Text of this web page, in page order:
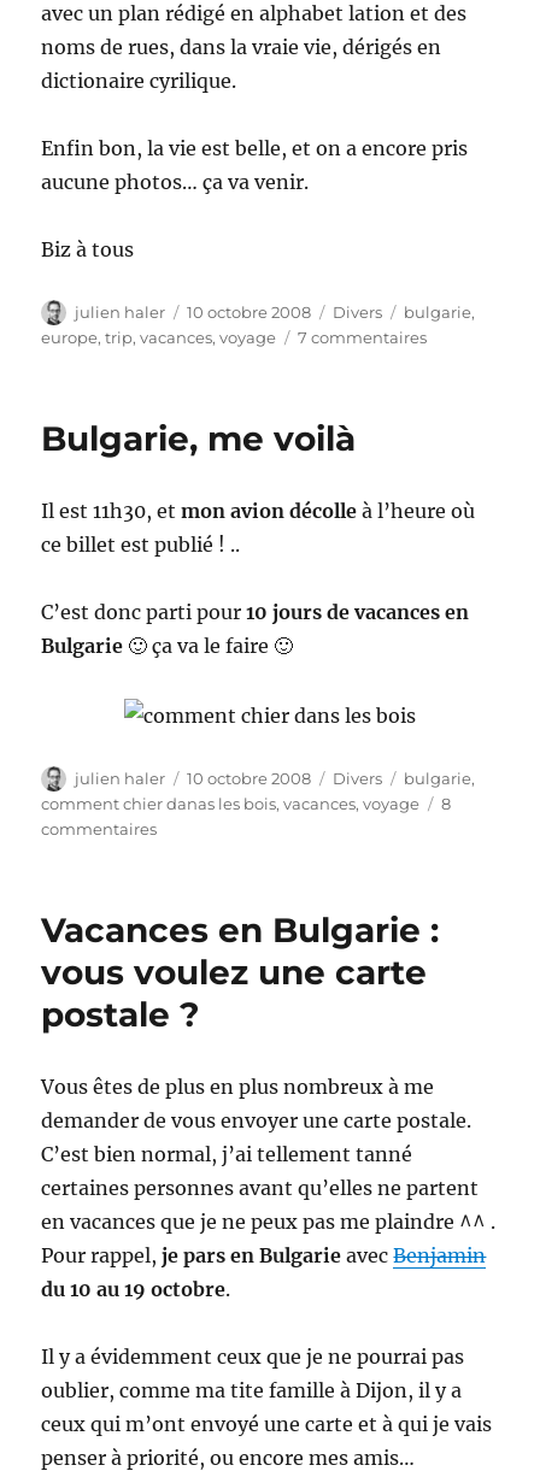
avec un plan rédigé en alphabet lation et des
noms de rues, dans la vraie vie, dérigés en
dictionaire cyrilique.
Enfin bon, la vie est belle, et on a encore pris
aucune photos… ça va venir.
Biz à tous
Auteur
julien haler
Publié
le
10 octobre 2008 Catégories
Divers Étiquettes
bulgarie,
europe,trip,vacances,voyage 7 commentairessur
Bulgarie, me voilà
Il est 11h30, etmon avion décolle à l’heure où
ce billet est publié ! ..
C’est donc parti pour10 jours de vacances en
Bulgarie 🙂 ça va le faire 🙂
Auteur
julien haler
Publié
le
10 octobre 2008 Catégories
Divers Étiquettes
bulgarie,
comment chier danas les bois,vacances,voyage
8
commentairessur
Vacances en Bulgarie :
vous voulez une carte
postale ?
Vous êtes de plus en plus nombreux à me
demander de vous envoyer une carte postale.
C’est bien normal, j’ai tellement tanné
certaines personnes avant qu’elles ne partent
en vacances que je ne peux pas me plaindre ^^ .
Pour rappel,je pars en Bulgarie avecBenjamin
du 10 au 19 octobre.
Il y a évidemment ceux que je ne pourrai pas
oublier, comme ma tite famille à Dijon, il y a
ceux qui m’ont envoyé une carte et à qui je vais
penser à priorité, ou encore mes amis…